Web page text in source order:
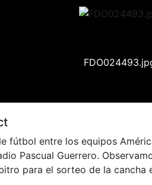
fútbol entre los equipos
Pascual Guerrero.
para el sorteo de la cancha